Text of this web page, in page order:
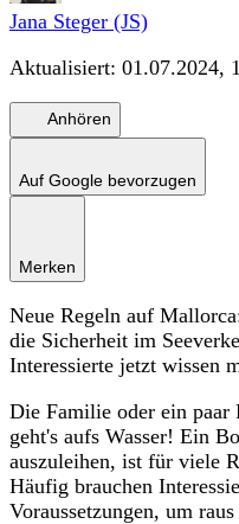
Jana Steger (JS)
Aktualisiert: 01.07.2024,
Anhören
Auf Google bevorzugen
Merken
Neue Regeln auf
die Sicherheit im
Interessierte jetzt wissen
Die Familie oder ein paar
geht's aufs Wasser! Ein
auszuleihen, ist für viele
Häufig brauchen
Voraussetzungen, um